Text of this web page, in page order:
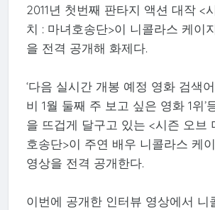
2011년 첫번째 판타지 액션 대작 <
치 : 마녀호송단>이 니콜라스 케이
을 전격 공개해 화제다.
‘다음 실시간 개봉 예정 영화 검색어
비 1월 둘째 주 보고 싶은 영화 1위’
을 뜨겁게 달구고 있는 <시즌 오브
호송단>이 주연 배우 니콜라스 케
영상을 전격 공개한다.
이번에 공개한 인터뷰 영상에서 니